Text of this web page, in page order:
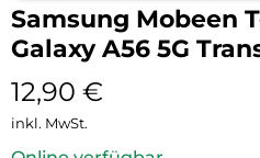
Samsung Mobeen
Galaxy A56 5G
12,90 €
inkl. MwSt.